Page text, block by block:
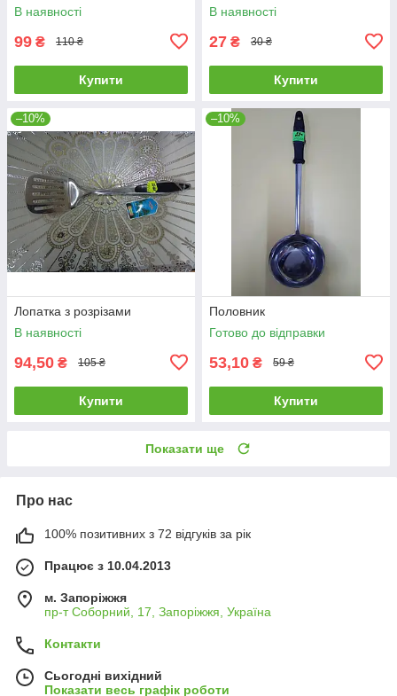
В наявності
99 ₴ 110 ₴
Купити
В наявності
27 ₴ 30 ₴
Купити
–10%
Лопатка з розрізами
В наявності
94,50 ₴ 105 ₴
Купити
–10%
Половник
Готово до відправки
53,10 ₴ 59 ₴
Купити
Показати ще
Про нас
100% позитивних з 72 відгуків за рік
Працює з 10.04.2013
м. Запоріжжя
пр-т Соборний, 17, Запоріжжя, Україна
Контакти
Сьогодні вихідний
Показати весь графік роботи